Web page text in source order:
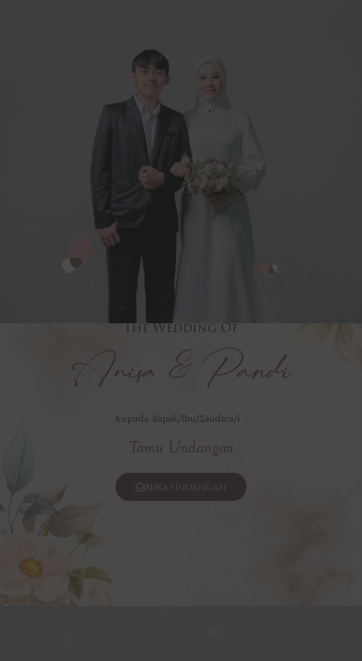
The Wedding Of
Anisa & Pandi
Kepada Bapak/Ibu/Saudara/i :
Tamu Undangan
Buka Undangan